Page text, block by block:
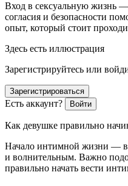
Вход в сексуальную жизнь —
согласия и безопасности
опыт, который стоит
Здесь есть иллюстрация
Зарегистрируйтесь или
Зарегистрироваться
Есть аккаунт? Войти
Как девушке правильно
Начало интимной жизни —
и волнительным. Важно
правильно начать вести